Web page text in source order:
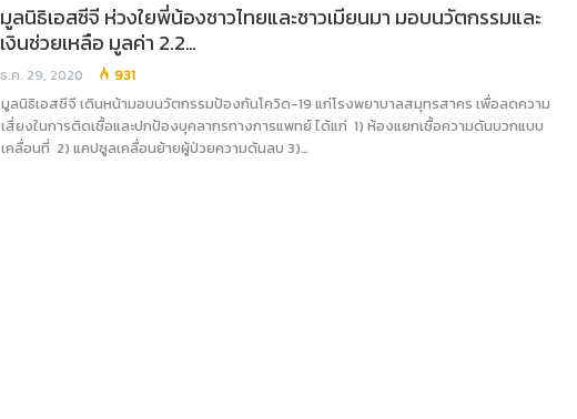
มูลนิธิเอสซีจี ห่วงใยพี่น้องชาวไทยและชาวเมียนมา มอบนวัตกรรมและ
เงินช่วยเหลือ มูลค่า 2.2…
ธ.ค. 29, 2020 931
มูลนิธิเอสซีจี เดินหน้ามอบนวัตกรรมป้องกันโควิด-19 แก่โรงพยาบาลสมุทรสาคร เพื่อลดความ
เสี่ยงในการติดเชื้อและปกป้องบุคลากรทางการแพทย์ ได้แก่ 1) ห้องแยกเชื้อความดันบวกแบบ
เคลื่อนที่ 2) แคปซูลเคลื่อนย้ายผู้ป่วยความดันลบ 3)…